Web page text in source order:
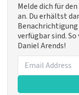
Melde dich für
an. Du erhältst
verfügbar sind.
Daniel Arends!